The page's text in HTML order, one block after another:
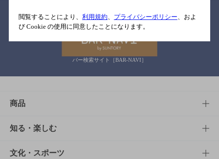
関連リンク
バー検索サイト［BAR-NAVI］
商品
商品TOP
商品一覧
知る・楽しむ
知る・楽しむTOP
文化・スポーツ
閲覧することにより、 利用規約、 プライバシーポリシー、およ
び Cookie の使用に同意したことになります。